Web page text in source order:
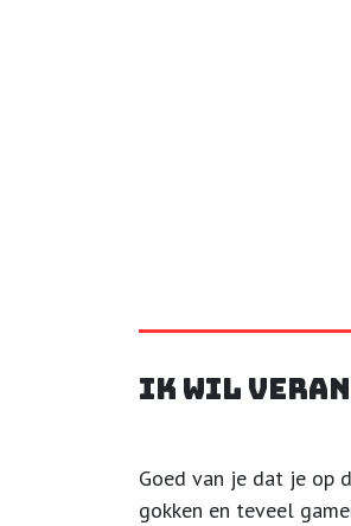
Ik wil
Goed van je dat je op
gokken en teveel